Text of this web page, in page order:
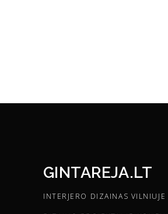
GINTAREJA.LT
INTERJERO DIZAINAS VILNIUJE